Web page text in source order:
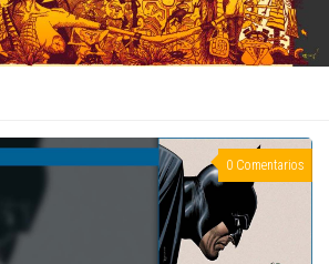
0 Comentarios